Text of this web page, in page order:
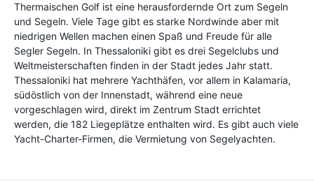
Thermaischen Golf ist eine herausfordernde Ort zum Segeln
und Segeln. Viele Tage gibt es starke Nordwinde aber mit
niedrigen Wellen machen einen Spaß und Freude für alle
Segler Segeln. In Thessaloniki gibt es drei Segelclubs und
Weltmeisterschaften finden in der Stadt jedes Jahr statt.
Thessaloniki hat mehrere Yachthäfen, vor allem in Kalamaria,
südöstlich von der Innenstadt, während eine neue
vorgeschlagen wird, direkt im Zentrum Stadt errichtet
werden, die 182 Liegeplätze enthalten wird. Es gibt auch viele
Yacht-Charter-Firmen, die Vermietung von Segelyachten.